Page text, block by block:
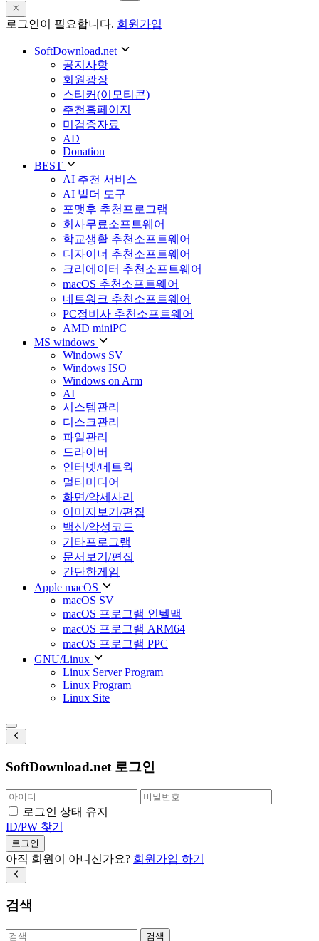
로그인이 필요합니다. 회원가입
SoftDownload.net
공지사항
회원광장
스티커(이모티콘)
추천홈페이지
미검증자료
AD
Donation
BEST
AI 추천 서비스
AI 빌더 도구
포맷후 추천프로그램
회사무료소프트웨어
학교생활 추천소프트웨어
디자이너 추천소프트웨어
크리에이터 추천소프트웨어
macOS 추천소프트웨어
네트워크 추천소프트웨어
PC정비사 추천소프트웨어
AMD miniPC
MS windows
Windows SV
Windows ISO
Windows on Arm
AI
시스템관리
디스크관리
파일관리
드라이버
인터넷/네트웍
멀티미디어
화면/악세사리
이미지보기/편집
백신/악성코드
기타프로그램
문서보기/편집
간단한게임
Apple macOS
macOS SV
macOS 프로그램 인텔맥
macOS 프로그램 ARM64
macOS 프로그램 PPC
GNU/Linux
Linux Server Program
Linux Program
Linux Site
SoftDownload.net 로그인
로그인 상태 유지
ID/PW 찾기
로그인
아직 회원이 아니신가요? 회원가입 하기
검색
검색